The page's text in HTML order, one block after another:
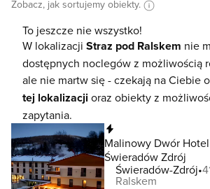
Zobacz, jak sortujemy obiekty.
To jeszcze nie wszystko!
W lokalizacji Straz pod Ralskem nie
dostępnych noclegów z możliwością
ale nie martw się - czekają na Ciebie
tej lokalizacji oraz obiekty z
zapytania.
Malinowy Dwór
Świeradów Zdrój
Świeradów-Zdrój
Ralskem